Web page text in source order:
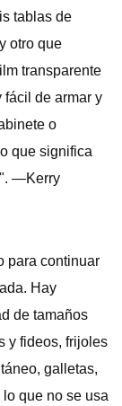
tablas de
otro que
transparente
fácil de armar y
o
que significa
—Kerry
para continuar
Hay
de tamaños
y fideos, frijoles
galletas,
que no se usa